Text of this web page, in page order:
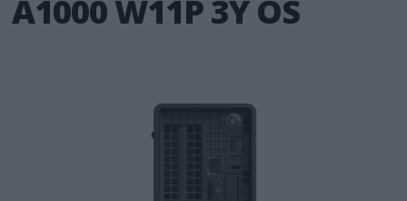
A1000 W11P 3Y OS